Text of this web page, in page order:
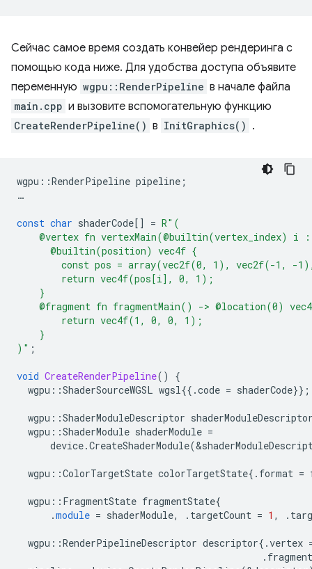
Сейчас самое время создать конвейер рендеринга с
помощью кода ниже. Для удобства доступа объявите
переменную wgpu::RenderPipeline в начале файла
main.cpp и вызовите вспомогательную функцию
CreateRenderPipeline() в InitGraphics() .
wgpu ::RenderPipeline pipeline ;
…
const char shaderCode [] = R" (
@vertex fn vertexMain(@builtin(vertex_index) i
      @builtin(position) vec4f {
const pos = array(vec2f(0, 1), vec2f(-1, -
        return vec4f(pos[i], 0, 1);
    }
@fragment fn fragmentMain() -> @location(0)
        return vec4f(1, 0, 0, 1);
    }
) " ;
void CreateRenderPipeline()
{
wgpu ::ShaderSourceWGSL wgsl{{.code = shaderCode}};
wgpu ::ShaderModuleDescriptor
wgpu ::ShaderModule shaderModule =
device.CreateShaderModule(&
wgpu ::ColorTargetState colorTargetState{. format =
wgpu :: FragmentState fragmentState{
.module = shaderModule, . targetCount = 1 , .
wgpu ::RenderPipelineDescriptor descriptor{.vertex
. fragment